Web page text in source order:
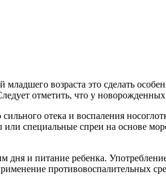
возраста это сделать
отметить, что у
отека и воспаления
или специальные спреи на основе
дня и питание ребенка.
противовоспалительных